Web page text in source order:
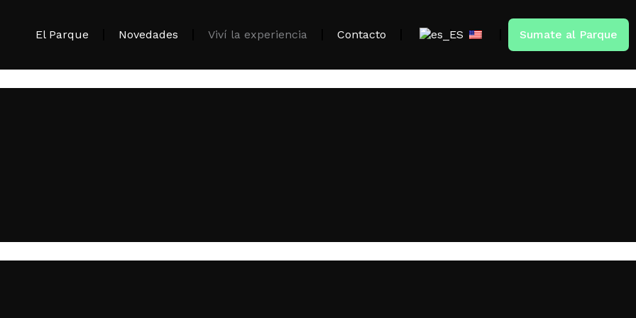
El Parque Novedades Viví la experiencia Contacto Sumate al Parque